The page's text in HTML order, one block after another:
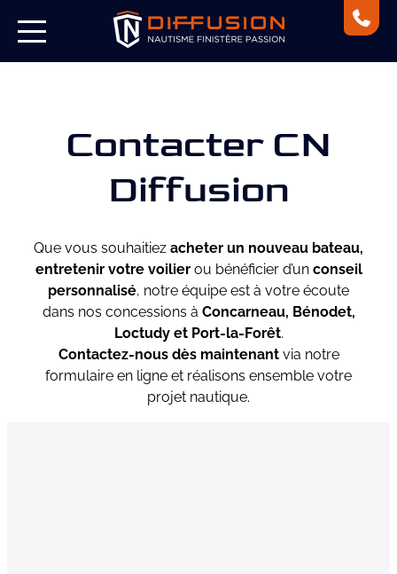
Contacter CN
Diffusion
Que vous souhaitiez acheter un nouveau bateau,
entretenir votre voilierou bénéficier d’un conseil
personnalisé, notre équipe est à votre écoute
dans nos concessions à Concarneau, Bénodet,
Loctudy et Port-la-Forêt.
Contactez-nous dès maintenantvia notre
formulaire en ligne et réalisons ensemble votre
projet nautique.